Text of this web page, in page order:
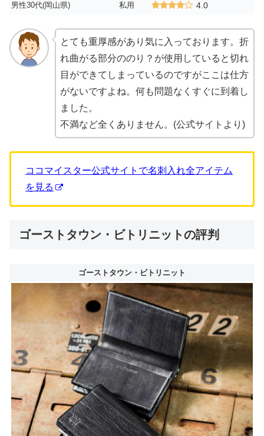
男性30代(岡山県) 私用 4.0
とても重厚感があり気に入っております。折
れ曲がる部分ののり？が使用していると切れ
目ができてしまっているのですがここは仕方
がないですよね。何も問題なくすぐに到着し
ました。
不満など全くありません。(公式サイトより)
ココマイスター公式サイトで名刺入れ全アイテム
を見る
ゴーストタウン・ビトリニットの評判
ゴーストタウン・ビトリニット